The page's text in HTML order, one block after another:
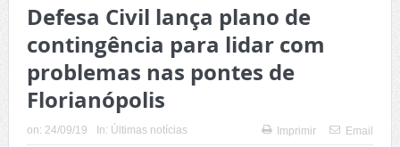
Defesa Civil lança plano de
contingência para lidar com
problemas nas pontes de
Florianópolis
on: 24/09/19 In: Últimas notícias Imprimir Email